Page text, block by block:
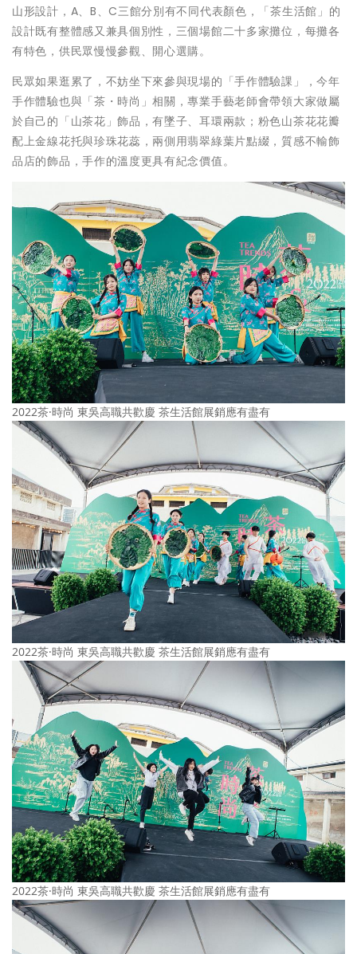
山形設計，A、B、C三館分別有不同代表顏色，「茶生活館」的
設計既有整體感又兼具個別性，三個場館二十多家攤位，每攤各
有特色，供民眾慢慢參觀、開心選購。
民眾如果逛累了，不妨坐下來參與現場的「手作體驗課」，今年
手作體驗也與「茶・時尚」相關，專業手藝老師會帶領大家做屬
於自己的「山茶花」飾品，有墜子、耳環兩款；粉色山茶花花瓣
配上金線花托與珍珠花蕊，兩側用翡翠綠葉片點綴，質感不輸飾
品店的飾品，手作的溫度更具有紀念價值。
2022茶·時尚 東吳高職共歡慶 茶生活館展銷應有盡有
2022茶·時尚 東吳高職共歡慶 茶生活館展銷應有盡有
2022茶·時尚 東吳高職共歡慶 茶生活館展銷應有盡有